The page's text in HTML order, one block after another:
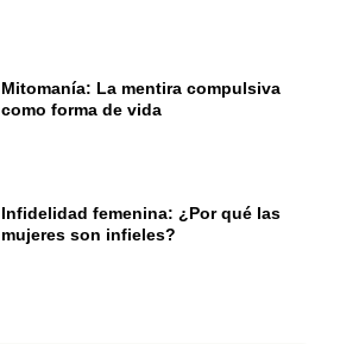
Mitomanía: La mentira compulsiva
como forma de vida
Infidelidad femenina: ¿Por qué las
mujeres son infieles?